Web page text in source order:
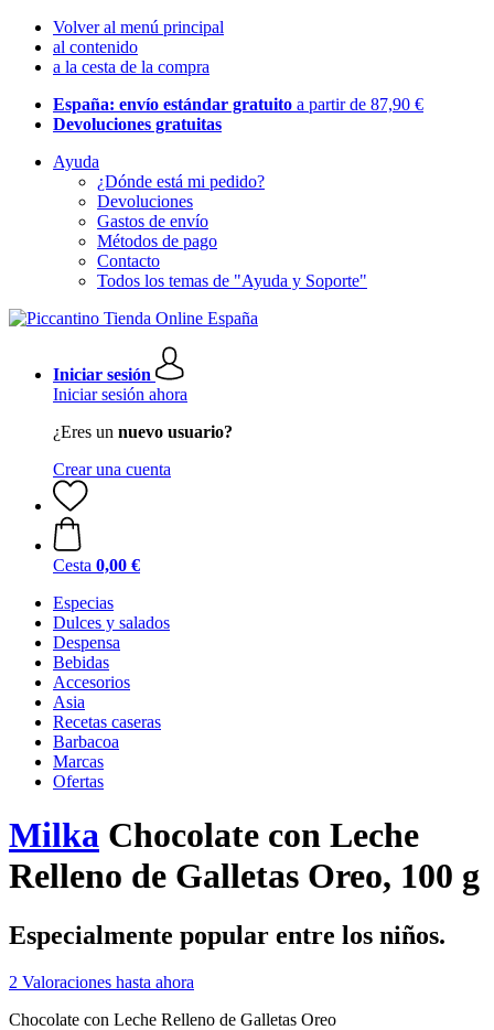
Volver al menú principal
al contenido
a la cesta de la compra
España: envío estándar gratuito a partir de 87,90 €
Devoluciones gratuitas
Ayuda
¿Dónde está mi pedido?
Devoluciones
Gastos de envío
Métodos de pago
Contacto
Todos los temas de "Ayuda y Soporte"
Iniciar sesión
Iniciar sesión ahora
¿Eres un nuevo usuario?
Crear una cuenta
Cesta 0,00 €
Especias
Dulces y salados
Despensa
Bebidas
Accesorios
Asia
Recetas caseras
Barbacoa
Marcas
Ofertas
Milka Chocolate con Leche
Relleno de Galletas Oreo, 100 g
Especialmente popular entre los niños.
2 Valoraciones hasta ahora
Chocolate con Leche Relleno de Galletas Oreo